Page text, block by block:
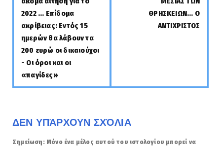
2022 ... Επίδομα
ακρίβειας: Εντός 15
ημερών θα λάβουν τα
200 ευρώ οι δικαιούχοι
- Οι όροι και οι
«παγίδες»
ΘΡΗΣΚΕΙΩΝ... Ο
ΑΝΤΙΧΡΙΣΤΟΣ
ΔΕΝ ΥΠΆΡΧΟΥΝ ΣΧΌΛΙΑ
Σημείωση: Μόνο ένα μέλος αυτού του ιστολογίου μπορεί να